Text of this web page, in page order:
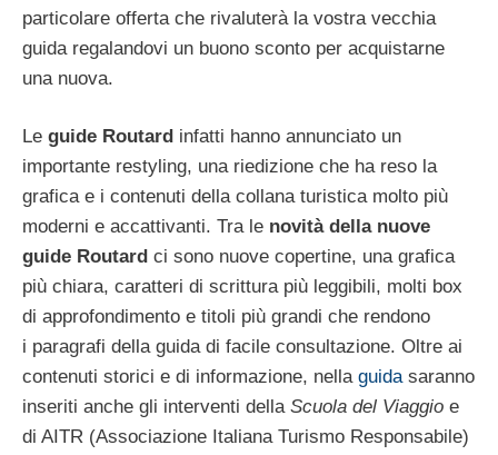
particolare offerta che rivaluterà la vostra vecchia
guida regalandovi un buono sconto per acquistarne
una nuova.
Le guide Routard infatti hanno annunciato un
importante restyling, una riedizione che ha reso la
grafica e i contenuti della collana turistica molto più
moderni e accattivanti. Tra le novità della nuove
guide Routard ci sono nuove copertine, una grafica
più chiara, caratteri di scrittura più leggibili, molti box
di approfondimento e titoli più grandi che rendono
i paragrafi della guida di facile consultazione. Oltre ai
contenuti storici e di informazione, nellaguida saranno
inseriti anche gli interventi della Scuola del Viaggio e
di AITR (Associazione Italiana Turismo Responsabile)